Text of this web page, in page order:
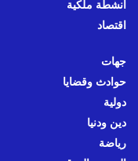
أنشطة ملكية
اقتصاد
جهات
حوادث وقضايا
دولية
دين ودنيا
رياضة